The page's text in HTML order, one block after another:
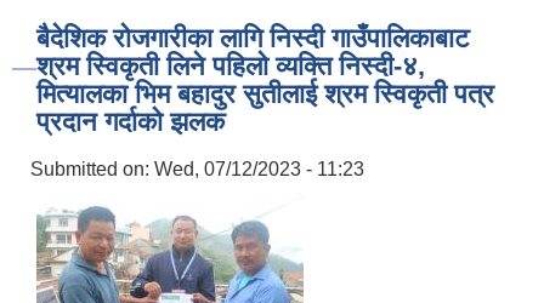
बैदेशिक रोजगारीका लागि निस्दी गाउँपालिकाबाट
श्रम स्विकृती लिने पहिलो व्यक्ति निस्दी-४,
मित्यालका भिम बहादुर सुतीलाई श्रम स्विकृती पत्र
प्रदान गर्दाको झलक
Submitted on: Wed, 07/12/2023 - 11:23